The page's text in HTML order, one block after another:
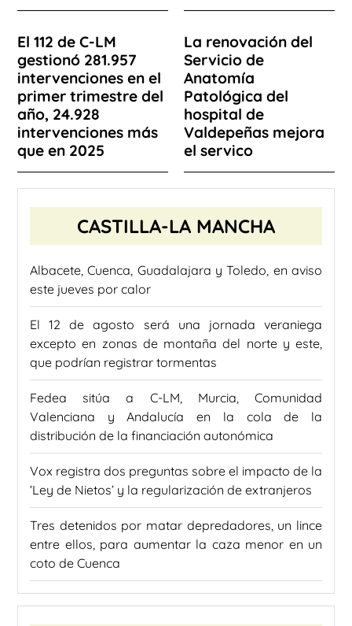
El 112 de C-LM
gestionó 281.957
intervenciones en el
primer trimestre del
año, 24.928
intervenciones más
que en 2025
La renovación del
Servicio de
Anatomía
Patológica del
hospital de
Valdepeñas mejora
el servico
CASTILLA-LA MANCHA
Albacete, Cuenca, Guadalajara y Toledo, en aviso
este jueves por calor
El 12 de agosto será una jornada veraniega
excepto en zonas de montaña del norte y este,
que podrían registrar tormentas
Fedea sitúa a C-LM, Murcia, Comunidad
Valenciana y Andalucía en la cola de la
distribución de la financiación autonómica
Vox registra dos preguntas sobre el impacto de la
‘Ley de Nietos’ y la regularización de extranjeros
Tres detenidos por matar depredadores, un lince
entre ellos, para aumentar la caza menor en un
coto de Cuenca